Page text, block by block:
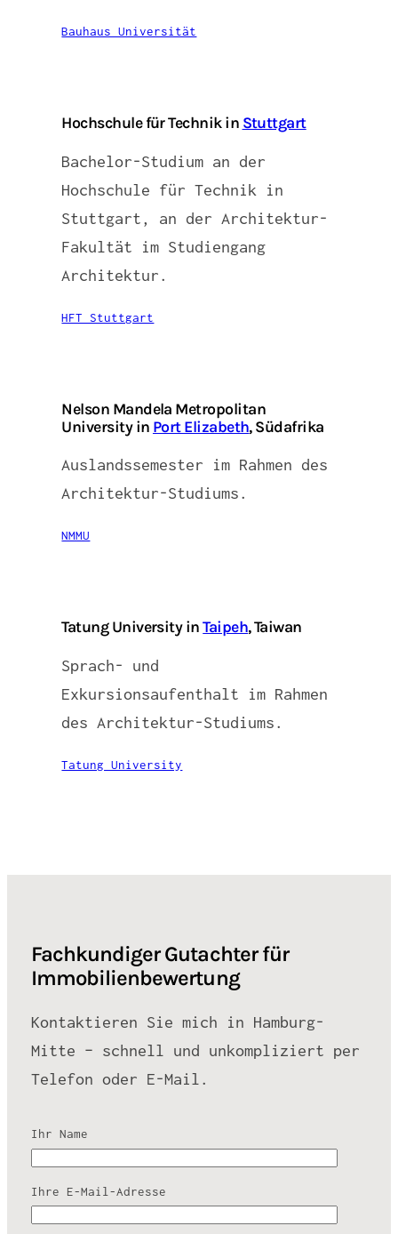
Bauhaus Universität
Hochschule für Technik in Stuttgart
Bachelor-Studium an der
Hochschule für Technik in
Stuttgart, an der Architektur-
Fakultät im Studiengang
Architektur.
HFT Stuttgart
Nelson Mandela Metropolitan
University in Port Elizabeth, Südafrika
Auslandssemester im Rahmen des
Architektur-Studiums.
NMMU
Tatung University inTaipeh, Taiwan
Sprach- und
Exkursionsaufenthalt im Rahmen
des Architektur-Studiums.
Tatung University
Fachkundiger Gutachter für
Immobilienbewertung
Kontaktieren Sie mich in Hamburg-
Mitte – schnell und unkompliziert per
Telefon oder E-Mail.
Ihr Name
Ihre E-Mail-Adresse